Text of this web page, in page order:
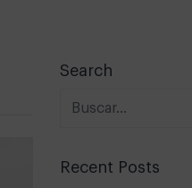
Search
Recent Posts